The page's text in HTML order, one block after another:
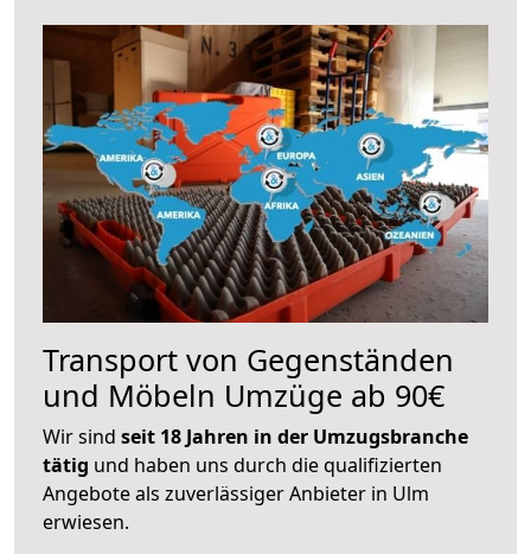
Transport von Gegenständen
und Möbeln Umzüge ab 90€
Wir sind seit 18 Jahren in der Umzugsbranche
tätig und haben uns durch die qualifizierten
Angebote als zuverlässiger Anbieter in Ulm
erwiesen.